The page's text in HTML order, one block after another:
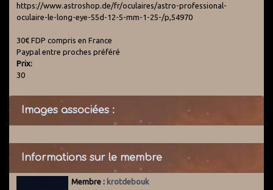
https://www.astroshop.de/fr/oculaires/astro-professional-
oculaire-le-long-eye-55d-12-5-mm-1-25-/p,54970
30€ FDP compris en France
Paypal entre proches préféré
Prix:
30
Images associées :
Informations sur le membre
Membre : krotdebouk